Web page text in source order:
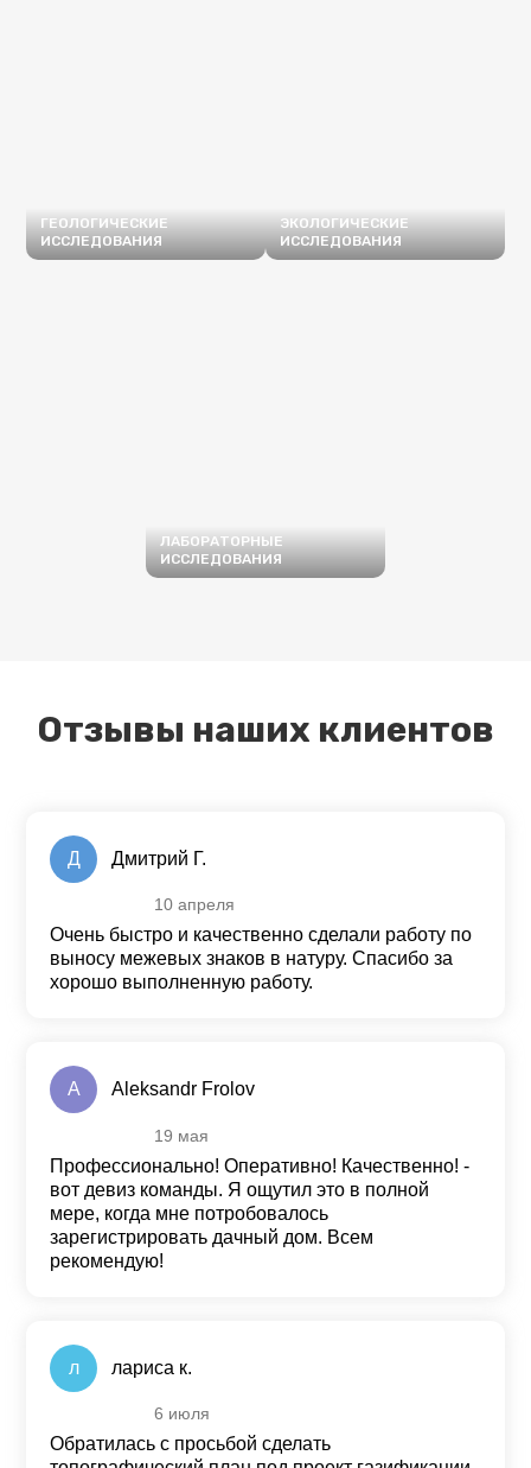
ГЕОЛОГИЧЕСКИЕ
ИССЛЕДОВАНИЯ
ЭКОЛОГИЧЕСКИЕ
ИССЛЕДОВАНИЯ
ЛАБОРАТОРНЫЕ
ИССЛЕДОВАНИЯ
Отзывы наших клиентов
Д Дмитрий Г.
из 5
10 апреля
Очень быстро и качественно сделали работу по
выносу межевых знаков в натуру. Спасибо за
хорошо выполненную работу.
A Aleksandr Frolov
Оценка5 из 5
19 мая
Профессионально! Оперативно! Качественно! -
вот девиз команды. Я ощутил это в полной
мере, когда мне потробовалось
зарегистрировать дачный дом. Всем
рекомендую!
л лариса к.
6 июля
Обратилась с просьбой сделать